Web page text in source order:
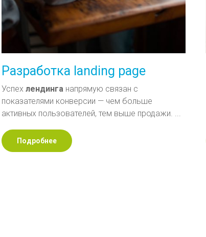
Разработка landing page
Успех лендинга напрямую связан с
показателями конверсии — чем больше
активных пользователей, тем выше продажи. ...
Подробнее